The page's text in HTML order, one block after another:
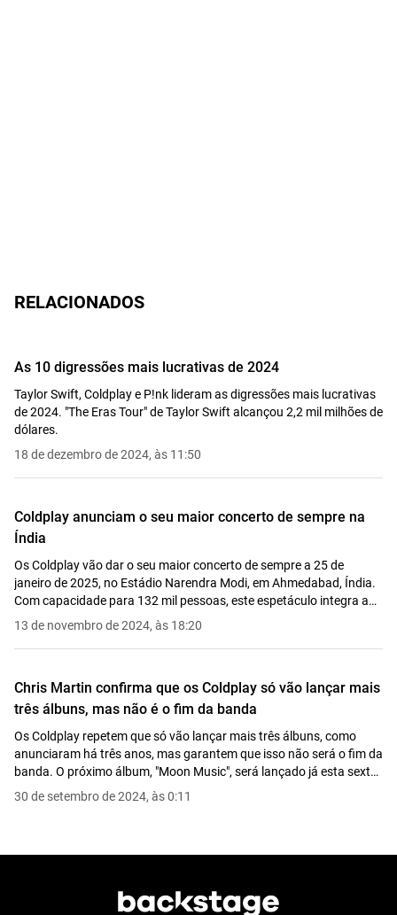
RELACIONADOS
As 10 digressões mais lucrativas de 2024
Taylor Swift, Coldplay e P!nk lideram as digressões mais lucrativas
de 2024. "The Eras Tour" de Taylor Swift alcançou 2,2 mil milhões de
dólares.
18 de dezembro de 2024, às 11:50
Coldplay anunciam o seu maior concerto de sempre na
Índia
Os Coldplay vão dar o seu maior concerto de sempre a 25 de
janeiro de 2025, no Estádio Narendra Modi, em Ahmedabad, Índia.
Com capacidade para 132 mil pessoas, este espetáculo integra a
nova digressão da banda pela Ásia.
13 de novembro de 2024, às 18:20
Chris Martin confirma que os Coldplay só vão lançar mais
três álbuns, mas não é o fim da banda
Os Coldplay repetem que só vão lançar mais três álbuns, como
anunciaram há três anos, mas garantem que isso não será o fim da
banda. O próximo álbum, "Moon Music", será lançado já esta sexta-
feira.
30 de setembro de 2024, às 0:11